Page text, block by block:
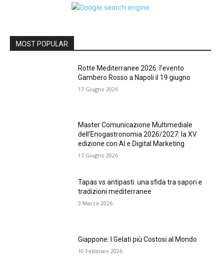
MOST POPULAR
Rotte Mediterranee 2026: l’evento
Gambero Rosso a Napoli il 19 giugno
17 Giugno 2026
Master Comunicazione Multimediale
dell’Enogastronomia 2026/2027: la XV
edizione con AI e Digital Marketing
17 Giugno 2026
Tapas vs antipasti: una sfida tra sapori e
tradizioni mediterranee
3 Marzo 2026
Giappone: I Gelati più Costosi al Mondo
10 Febbraio 2026